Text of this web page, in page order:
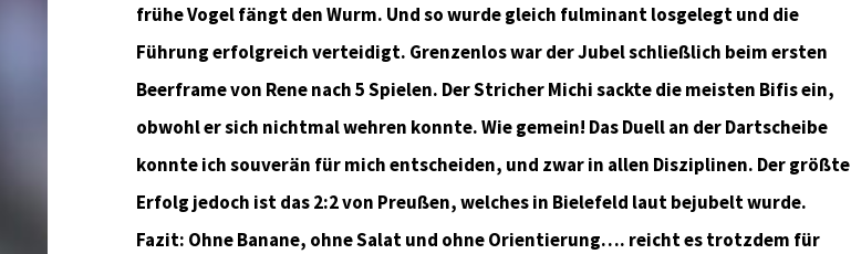
frühe Vogel fängt den Wurm. Und so wurde gleich fulminant losgelegt und die
Führung erfolgreich verteidigt. Grenzenlos war der Jubel schließlich beim ersten
Beerframe von Rene nach 5 Spielen. Der Stricher Michi sackte die meisten Bifis ein,
obwohl er sich nichtmal wehren konnte. Wie gemein! Das Duell an der Dartscheibe
konnte ich souverän für mich entscheiden, und zwar in allen Disziplinen. Der größte
Erfolg jedoch ist das 2:2 von Preußen, welches in Bielefeld laut bejubelt wurde.
Fazit: Ohne Banane, ohne Salat und ohne Orientierung…. reicht es trotzdem für